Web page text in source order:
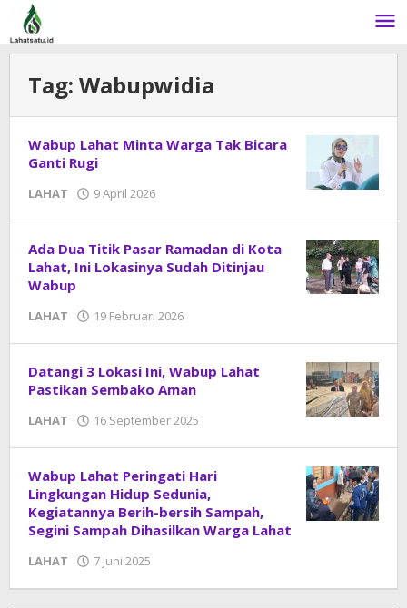
Lewati
konten
Tag: Wabupwidia
Wabup Lahat Minta Warga Tak Bicara
Ganti Rugi
LAHAT 9 April 2026
Ada Dua Titik Pasar Ramadan di Kota
Lahat, Ini Lokasinya Sudah Ditinjau
Wabup
LAHAT 19 Februari 2026
Datangi 3 Lokasi Ini, Wabup Lahat
Pastikan Sembako Aman
LAHAT 16 September 2025
Wabup Lahat Peringati Hari
Lingkungan Hidup Sedunia,
Kegiatannya Berih-bersih Sampah,
Segini Sampah Dihasilkan Warga Lahat
LAHAT 7 Juni 2025